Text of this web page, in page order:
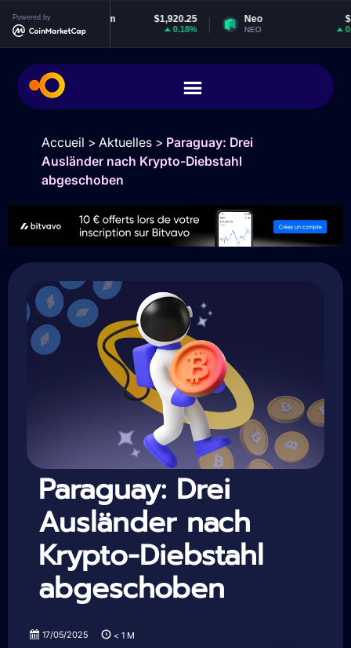
Powered by
Ethereum $1,920.25
ETH
Neo
Accueil > Aktuelles> Paraguay: Drei
Ausländer nach Krypto-Diebstahl
abgeschoben
Paraguay: Drei
Ausländer nach
Krypto-Diebstahl
abgeschoben
17/05/2025 < 1 M